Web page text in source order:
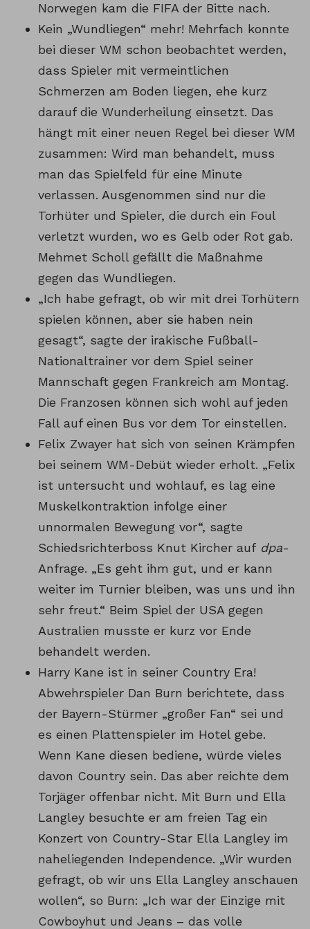
Norwegen kam die FIFA der Bitte nach.
Kein „Wundliegen“ mehr! Mehrfach konnte
bei dieser WM schon beobachtet werden,
dass Spieler mit vermeintlichen
Schmerzen am Boden liegen, ehe kurz
darauf die Wunderheilung einsetzt. Das
hängt mit einer neuen Regel bei dieser WM
zusammen: Wird man behandelt, muss
man das Spielfeld für eine Minute
verlassen. Ausgenommen sind nur die
Torhüter und Spieler, die durch ein Foul
verletzt wurden, wo es Gelb oder Rot gab.
Mehmet Scholl gefällt die Maßnahme
gegen das Wundliegen.
„Ich habe gefragt, ob wir mit drei Torhütern
spielen können, aber sie haben nein
gesagt“, sagte der irakische Fußball-
Nationaltrainer vor dem Spiel seiner
Mannschaft gegen Frankreich am Montag.
Die Franzosen können sich wohl auf jeden
Fall auf einen Bus vor dem Tor einstellen.
Felix Zwayer hat sich von seinen Krämpfen
bei seinem WM-Debüt wieder erholt. „Felix
ist untersucht und wohlauf, es lag eine
Muskelkontraktion infolge einer
unnormalen Bewegung vor“, sagte
Schiedsrichterboss Knut Kircher auf dpa-
Anfrage. „Es geht ihm gut, und er kann
weiter im Turnier bleiben, was uns und ihn
sehr freut.“ Beim Spiel der USA gegen
Australien musste er kurz vor Ende
behandelt werden.
Harry Kane ist in seiner Country Era!
Abwehrspieler Dan Burn berichtete, dass
der Bayern-Stürmer „großer Fan“ sei und
es einen Plattenspieler im Hotel gebe.
Wenn Kane diesen bediene, würde vieles
davon Country sein. Das aber reichte dem
Torjäger offenbar nicht. Mit Burn und Ella
Langley besuchte er am freien Tag ein
Konzert von Country-Star Ella Langley im
naheliegenden Independence. „Wir wurden
gefragt, ob wir uns Ella Langley anschauen
wollen“, so Burn: „Ich war der Einzige mit
Cowboyhut und Jeans – das volle